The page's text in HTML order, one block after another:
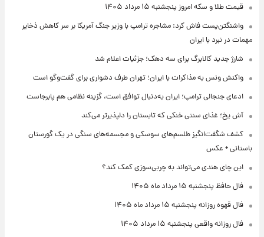
قیمت طلا و سکه امروز پنجشنبه ۱۵ مرداد ۱۴۰۵
واشنگتن‌پست فاش کرد: مشاجره ترامپ با وزیر جنگ آمریکا بر سر کاهش ذخایر
مهمات در نبرد با ایران
شارژ جدید کالابرگ برای سه دهک؛ جزئیات اعلام شد
واکنش ونس به مذاکرات با ایران؛ تهران طرف دشواری برای گفت‌وگو است
ادعای جنجالی ترامپ؛ ایران به‌دنبال توافق است، گزینه نظامی هم پابرجاست
آش یخ؛ غذای سنتی خنکی که تابستان را دلپذیرتر می‌کند
کشف شگفت‌انگیز طلسم‌های سوسکی و مجسمه‌های سنگی در یک گورستان
باستانی + عکس
این چای هندی می‌تواند به چربی‌سوزی کمک کند؟
فال حافظ پنجشنبه ۱۵ مرداد ماه ۱۴۰۵
فال قهوه روزانه پنجشنبه ۱۵ مرداد ماه ۱۴۰۵
فال روزانه واقعی پنجشنبه ۱۵ مرداد ۱۴۰۵